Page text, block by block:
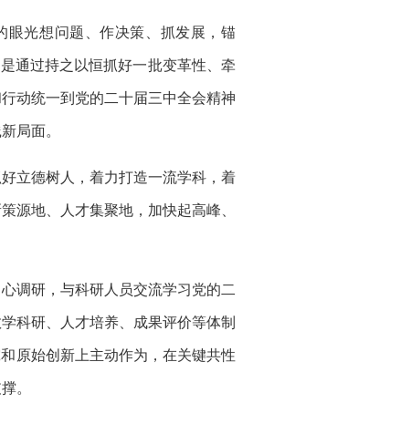
光想问题、作决策、抓发展，锚
通过持之以恒抓好一批变革性、牵
动统一到党的二十届三中全会精神
局面。
立德树人，着力打造一流学科，着
源地、人才集聚地，加快起高峰、
调研，与科研人员交流学习党的二
科研、人才培养、成果评价等体制
原始创新上主动作为，在关键共性
。